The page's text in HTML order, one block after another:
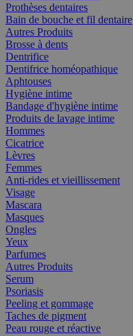
Prothèses dentaires
Bain de bouche et fil dentaire
Autres Produits
Brosse à dents
Dentrifice
Dentifrice homéopathique
Aphtouses
Hygiène intime
Bandage d'hygiène intime
Produits de lavage intime
Hommes
Cicatrice
Lèvres
Femmes
Anti-rides et vieillissement
Visage
Mascara
Masques
Ongles
Yeux
Parfumes
Autres Produits
Serum
Psoriasis
Peeling et gommage
Taches de pigment
Peau rouge et réactive